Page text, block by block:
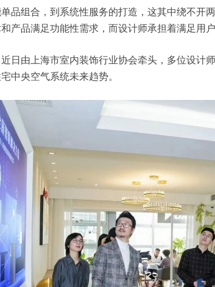
品组合，到系统性服务的打造，这其中绕不开两
产品满足功能性需求，而设计师承担着满足用
日由上海市室内装饰行业协会牵头，多位设计
中央空气系统未来趋势。